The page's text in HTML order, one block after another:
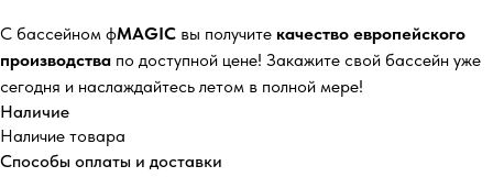
С бассейном фMAGIC вы получите качество европейского
производства по доступной цене! Закажите свой бассейн уже
сегодня и наслаждайтесь летом в полной мере!
Наличие
Наличие товара
Способы оплаты и доставки